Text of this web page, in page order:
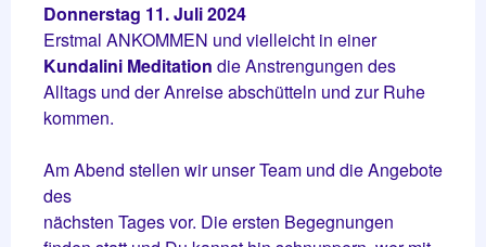
Donnerstag 11. Juli 2024
Erstmal ANKOMMEN und vielleicht in einer
Kundalini Meditation die Anstrengungen des
Alltags und der Anreise abschütteln und zur Ruhe
kommen.
Am Abend stellen wir unser Team und die Angebote
des
nächsten Tages vor. Die ersten Begegnungen